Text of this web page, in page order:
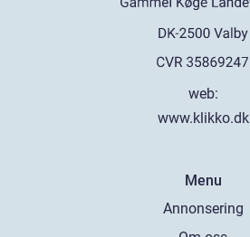
web:
www.klikko.dk
Menu
Annonsering